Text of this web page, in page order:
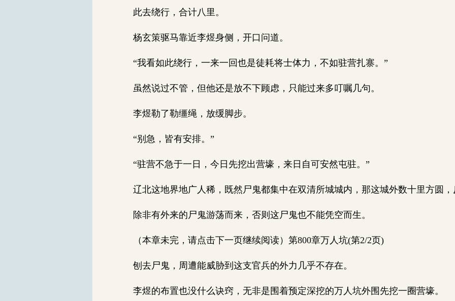
此去绕行，合计八里。
杨玄策驱马靠近李煜身侧，开口问道。
“我看如此绕行，一来一回也是徒耗将士体力，不如驻营扎寨。”
虽然说过不管，但他还是放不下顾虑，只能过来多叮嘱几句。
李煜勒了勒缰绳，放缓脚步。
“别急，皆有安排。”
“驻营不急于一日，今日先挖出营壕，来日自可安然屯驻。”
辽北这地界地广人稀，既然尸鬼都集中在双清所城城内，那这城外数十里方圆，
除非有外来的尸鬼游荡而来，否则这尸鬼也不能凭空而生。
（本章未完，请点击下一页继续阅读）第800章万人坑(第2/2页)
刨去尸鬼，周遭能威胁到这支官兵的外力几乎不存在。
李煜的布置也没什么诀窍，无非是围着预定深挖的万人坑外围先挖一圈营壕。